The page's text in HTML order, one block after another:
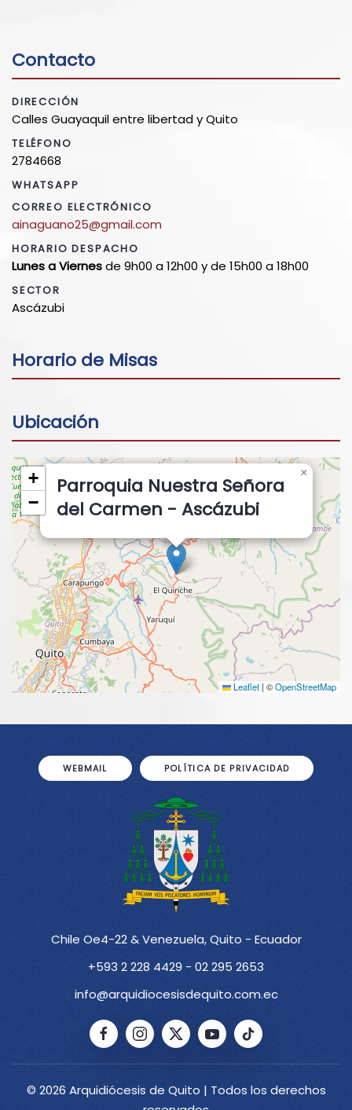
Contacto
DIRECCIÓN
Calles Guayaquil entre libertad y Quito
TELÉFONO
2784668
WHATSAPP
CORREO ELECTRÓNICO
ainaguano25@gmail.com
HORARIO DESPACHO
Lunes a Viernesde 9h00 a 12h00 y de 15h00 a 18h00
SECTOR
Ascázubi
Horario de Misas
Ubicación
Parroquia Nuestra Señora
del Carmen - Ascázubi
×
+
−
Leaflet | ©OpenStreetMap
WEBMAIL POLÍTICA DE PRIVACIDAD
Chile Oe4-22 & Venezuela, Quito - Ecuador
+593 2 228 4429 - 02 295 2653
info@arquidiocesisdequito.com.ec
© 2026 Arquidiócesis de Quito | Todos los derechos